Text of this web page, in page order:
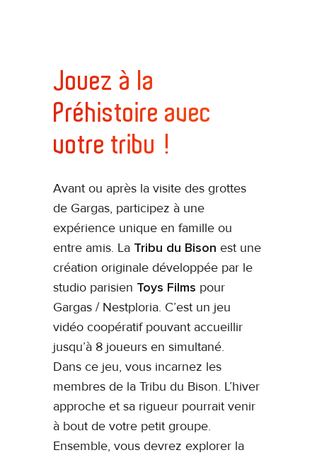
Jouez à la
Préhistoire avec
votre tribu !
Avant ou après la visite des grottes
de Gargas, participez à une
expérience unique en famille ou
entre amis. La Tribu du Bison est une
création originale développée par le
studio parisien Toys Films pour
Gargas / Nestploria. C’est un jeu
vidéo coopératif pouvant accueillir
jusqu’à 8 joueurs en simultané.
Dans ce jeu, vous incarnez les
membres de la Tribu du Bison. L’hiver
approche et sa rigueur pourrait venir
à bout de votre petit groupe.
Ensemble, vous devrez explorer la